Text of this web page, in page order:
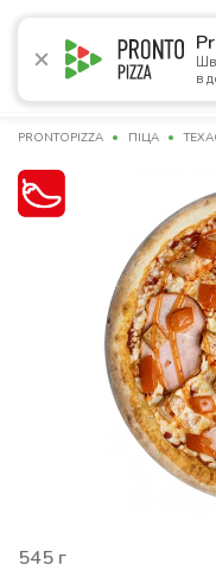
в
Акції Піца Суші
PRONTOPIZZA ПІЦА
545 г